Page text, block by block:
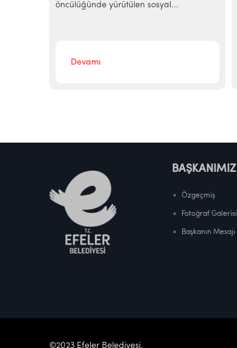
öncülüğünde yürütülen sosyal...
Devamı
BAŞKANIMIZ
Özgeçmiş
Fotoğraf Galerisi
Başkanın Mesajı
©2023 Efeler Belediyesi.